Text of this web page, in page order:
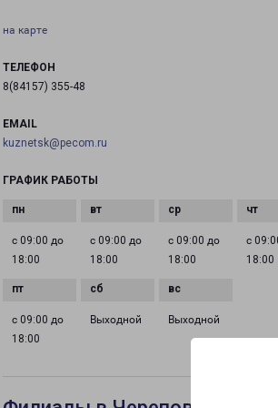
на карте
ТЕЛЕФОН
8(84157) 355-48
EMAIL
kuznetsk@pecom.ru
ГРАФИК РАБОТЫ
с 09:00 до
18:00
с 09:00 до
18:00
с 09:00 до
18:00
с
18:00
с 09:00 до
18:00
Выходной Выходной